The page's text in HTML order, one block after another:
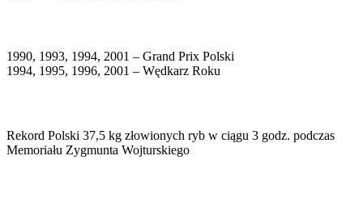
1990, 1993, 1994, 2001 – Grand Prix Polski
1994, 1995, 1996, 2001 – Wędkarz Roku
Rekord Polski 37,5 kg złowionych ryb w ciągu 3 godz. podczas
Memoriału Zygmunta Wojturskiego